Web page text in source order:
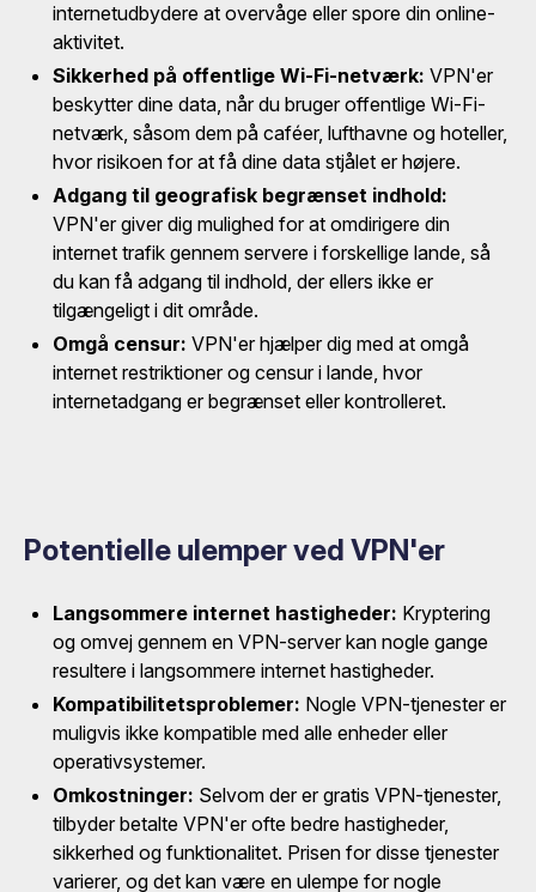
internetudbydere at overvåge eller spore din online-
aktivitet.
Sikkerhed på offentlige Wi-Fi-netværk: VPN'er
beskytter dine data, når du bruger offentlige Wi-Fi-
netværk, såsom dem på caféer, lufthavne og hoteller,
hvor risikoen for at få dine data stjålet er højere.
Adgang til geografisk begrænset indhold:
VPN'er giver dig mulighed for at omdirigere din
internet trafik gennem servere i forskellige lande, så
du kan få adgang til indhold, der ellers ikke er
tilgængeligt i dit område.
Omgå censur: VPN'er hjælper dig med at omgå
internet restriktioner og censur i lande, hvor
internetadgang er begrænset eller kontrolleret.
Potentielle ulemper ved VPN'er
Langsommere internet hastigheder: Kryptering
og omvej gennem en VPN-server kan nogle gange
resultere i langsommere internet hastigheder.
Kompatibilitetsproblemer: Nogle VPN-tjenester er
muligvis ikke kompatible med alle enheder eller
operativsystemer.
Omkostninger: Selvom der er gratis VPN-tjenester,
tilbyder betalte VPN'er ofte bedre hastigheder,
sikkerhed og funktionalitet. Prisen for disse tjenester
varierer, og det kan være en ulempe for nogle